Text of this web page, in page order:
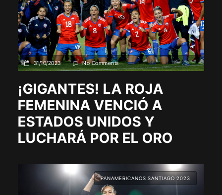
31/10/2023 No Comments
¡GIGANTES! LA ROJA
FEMENINA VENCIÓ A
ESTADOS UNIDOS Y
LUCHARÁ POR EL ORO
PANAMERICANOS SANTIAGO 2023